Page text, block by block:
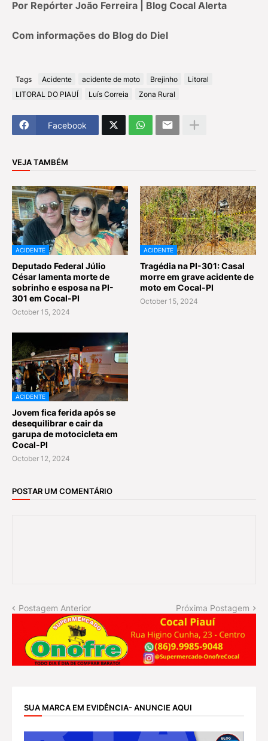
Por Repórter João Ferreira | Blog Cocal Alerta
Com informações do Blog do Diel
Tags Acidente acidente de moto Brejinho
Litoral
LITORAL DO PIAUÍ
Luís Correia Zona Rural
Facebook
VEJA TAMBÉM
ACIDENTE
Deputado Federal Júlio
César lamenta morte de
sobrinho e esposa na PI-
301 em Cocal-PI
October 15, 2024
ACIDENTE
Tragédia na PI-301: Casal
morre em grave acidente de
moto em Cocal-PI
October 15, 2024
ACIDENTE
Jovem fica ferida após se
desequilibrar e cair da
garupa de motocicleta em
Cocal-PI
October 12, 2024
POSTAR UM COMENTÁRIO
Postagem Anterior Próxima Postagem
SUA MARCA EM EVIDÊNCIA- ANUNCIE AQUI